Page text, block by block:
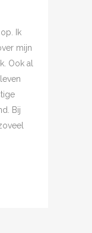
Ik
mijn
Ook al
Bij